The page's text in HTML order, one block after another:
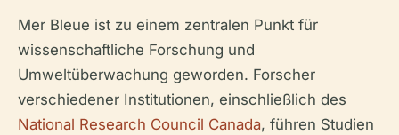
Mer Bleue ist zu einem zentralen Punkt für
wissenschaftliche Forschung und
Umweltüberwachung geworden. Forscher
verschiedener Institutionen, einschließlich des
National Research Council Canada, führen Studien